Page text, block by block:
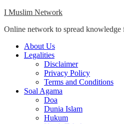
Skip
content
I Muslim Network
Online network to spread knowledge
Close
Menu
About Us
Legalities
Disclaimer
Privacy Policy
Terms and Conditions
Soal Agama
Doa
Dunia Islam
Hukum